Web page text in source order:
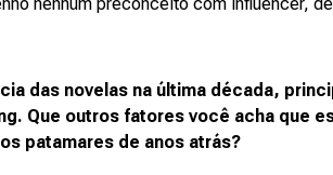
das novelas na última década,
Que outros fatores você acha que
patamares de anos atrás?